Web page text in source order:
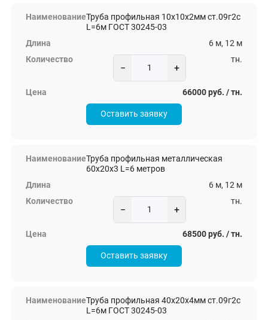
Труба профильная 10х10х2мм ст.09г2с
L=6м ГОСТ 30245-03
6 м, 12 м
− +
тн.
66000 руб. / тн.
Оставить заявку
Труба профильная металлическая
60х20х3 L=6 метров
6 м, 12 м
− +
тн.
68500 руб. / тн.
Оставить заявку
Труба профильная 40х20х4мм ст.09г2с
L=6м ГОСТ 30245-03